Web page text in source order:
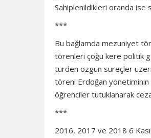
Sahiplenildikleri oranda ise
***
Bu bağlamda mezuniyet
törenleri çoğu kere politik
türden özgün süreçler
töreni Erdoğan
öğrenciler tutuklanarak
***
2016, 2017 ve 2018 6